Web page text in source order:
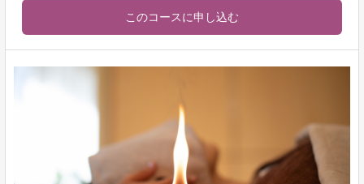
このコースに申し込む